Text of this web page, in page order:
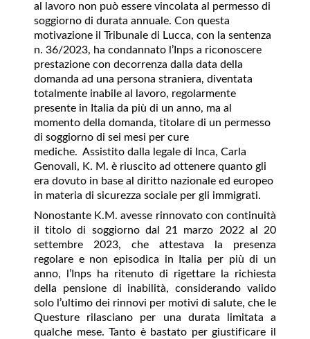
al lavoro non può essere vincolata al permesso di
soggiorno di durata annuale. Con questa
motivazione il Tribunale di Lucca, con la sentenza
n. 36/2023, ha condannato l’Inps a riconoscere
prestazione con decorrenza dalla data della
domanda ad una persona straniera, diventata
totalmente inabile al lavoro, regolarmente
presente in Italia da più di un anno, ma al
momento della domanda, titolare di un permesso
di soggiorno di sei mesi per cure
mediche. Assistito dalla legale di Inca, Carla
Genovali, K. M. è riuscito ad ottenere quanto gli
era dovuto in base al diritto nazionale ed europeo
in materia di sicurezza sociale per gli immigrati.
Nonostante K.M. avesse rinnovato con continuità
il titolo di soggiorno dal 21 marzo 2022 al 20
settembre 2023, che attestava la presenza
regolare e non episodica in Italia per più di un
anno, l’Inps ha ritenuto di rigettare la richiesta
della pensione di inabilità, considerando valido
solo l’ultimo dei rinnovi per motivi di salute, che le
Questure rilasciano per una durata limitata a
qualche mese. Tanto è bastato per giustificare il